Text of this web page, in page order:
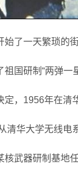
了一天繁琐的街
国研制“两弹一
，1956年在清
华大学无线电
武器研制基地